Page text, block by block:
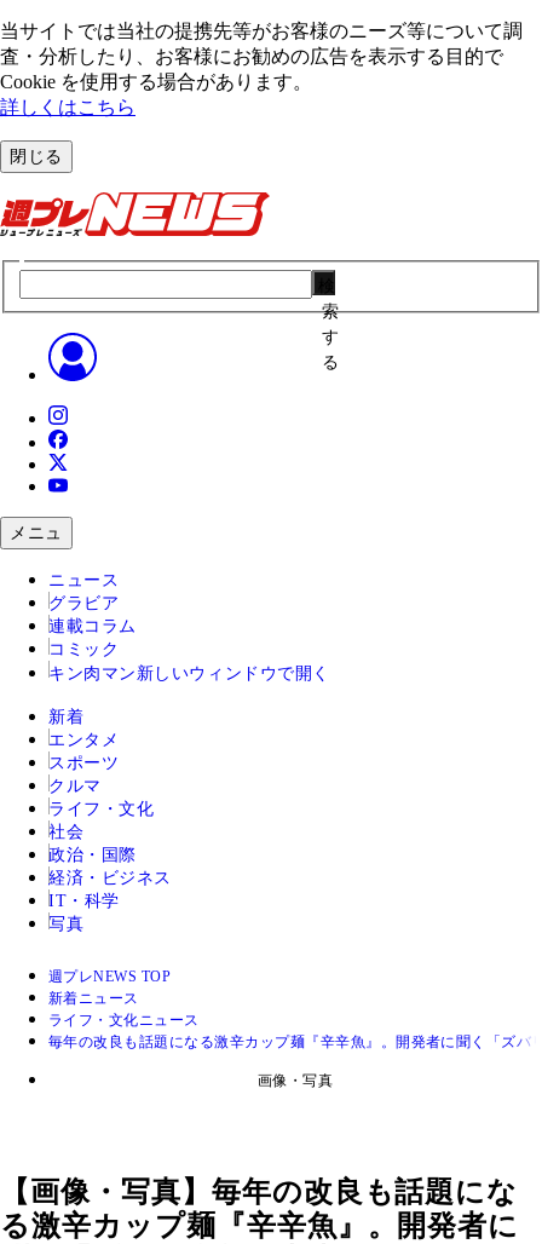
当サイトでは当社の提携先等がお客様のニーズ等について調
査・分析したり、お客様にお勧めの広告を表⽰する⽬的で
Cookie を使⽤する場合があります。
詳しくはこちら
閉じる
索
す
る
メニュ
ニュース
グラビア
連載コラム
コミック
キン肉マン 新しいウィンドウで開く
新着
エンタメ
スポーツ
クルマ
ライフ・文化
社会
政治・国際
経済・ビジネス
IT・科学
写真
週プレNEWS TOP
新着ニュース
ライフ・文化ニュース
毎年の改良も話題になる激辛カップ麺『辛辛魚』。開発者に聞く「ズバ
画像・写真
【画像・写真】毎年の改良も話題にな
る激辛カップ麺『辛辛魚』。開発者に